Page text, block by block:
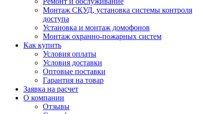
Монтаж СКУД, установка системы контроля
доступа
Установка и монтаж домофонов
Монтаж охранно-пожарных систем
Как купить
Условия оплаты
Условия доставки
Оптовые поставки
Гарантия на товар
Заявка на расчет
О компании
Отзывы